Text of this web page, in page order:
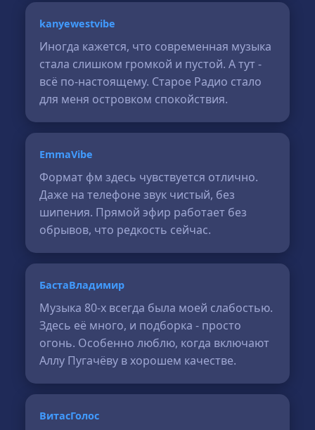
kanyewestvibe
Иногда кажется, что современная музыка
стала слишком громкой и пустой. А тут -
всё по-настоящему. Старое Радио стало
для меня островком спокойствия.
EmmaVibe
Формат фм здесь чувствуется отлично.
Даже на телефоне звук чистый, без
шипения. Прямой эфир работает без
обрывов, что редкость сейчас.
БастаВладимир
Музыка 80-х всегда была моей слабостью.
Здесь её много, и подборка - просто
огонь. Особенно люблю, когда включают
Аллу Пугачёву в хорошем качестве.
ВитасГолос